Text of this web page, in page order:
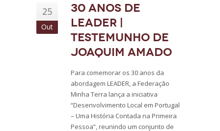
25
Out
30 anos de
LEADER |
Testemunho de
Joaquim Amado
Para comemorar os 30 anos da
abordagem LEADER, a Federação
Minha Terra lança a iniciativa
“Desenvolvimento Local em Portugal
– Uma História Contada na Primeira
Pessoa”, reunindo um conjunto de